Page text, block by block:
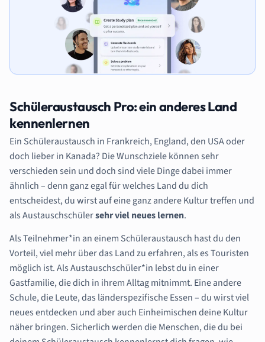
Schüleraustausch Pro: ein anderes Land
kennenlernen
Ein Schüleraustausch in Frankreich, England, den USA oder
doch lieber in Kanada? Die Wunschziele können sehr
verschieden sein und doch sind viele Dinge dabei immer
ähnlich – denn ganz egal für welches Land du dich
entscheidest, du wirst auf eine ganz andere Kultur treffen und
als Austauschschülersehr viel neues lernen.
Als Teilnehmer*in an einem Schüleraustausch hast du den
Vorteil, viel mehr über das Land zu erfahren, als es Touristen
möglich ist. Als Austauschschüler*in lebst du in einer
Gastfamilie, die dich in ihrem Alltag mitnimmt. Eine andere
Schule, die Leute, das länderspezifische Essen – du wirst viel
neues entdecken und aber auch Einheimischen deine Kultur
näher bringen. Sicherlich werden die Menschen, die du bei